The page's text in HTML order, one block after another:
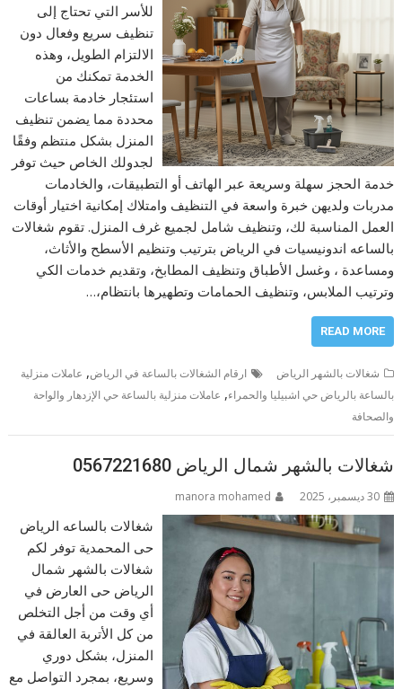
للأسر التي تحتاج إلى
تنظيف سريع وفعال دون
الالتزام الطويل، وهذه
الخدمة تمكنك من
استئجار خادمة بساعات
محددة مما يضمن تنظيف
المنزل بشكل منتظم وفقًا
لجدولك الخاص حيث توفر
خدمة الحجز سهلة وسريعة عبر الهاتف أو التطبيقات، والخادمات
مدربات ولديهن خبرة واسعة في التنظيف وامتلاك إمكانية اختيار أوقات
العمل المناسبة لك، وتنظيف شامل لجميع غرف المنزل. تقوم شغالات
بالساعه اندونيسيات في الرياض بترتيب وتنظيم الأسطح والأثاث،
ومساعدة ، وغسل الأطباق وتنظيف المطابخ، وتقديم خدمات الكي
وترتيب الملابس، وتنظيف الحمامات وتطهيرها بانتظام،…
READ MORE
شغالات بالشهر الرياض ارقام الشغالات بالساعة في الرياض, عاملات منزلية
بالساعة بالرياض حي اشبيليا والحمراء, عاملات منزلية بالساعة حي الإزدهار والواحة
والصحافة
شغالات بالشهر شمال الرياض 0567221680
30 ديسمبر، 2025 manora mohamed
شغالات بالساعه الرياض
حى المحمدية توفر لكم
شغالات بالشهر شمال
الرياض حى العارض في
أي وقت من أجل التخلص
من كل الأتربة العالقة في
المنزل، بشكل دوري
وسريع، بمجرد التواصل مع